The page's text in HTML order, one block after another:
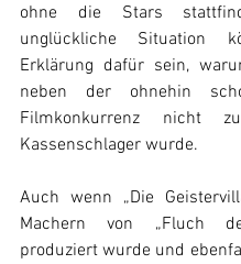
ohne die Stars
unglückliche Situation
Erklärung dafür sein,
neben der ohnehin
Filmkonkurrenz nicht
Kassenschlager wurde.
Auch wenn „Die
Machern von „Fluch
produziert wurde und